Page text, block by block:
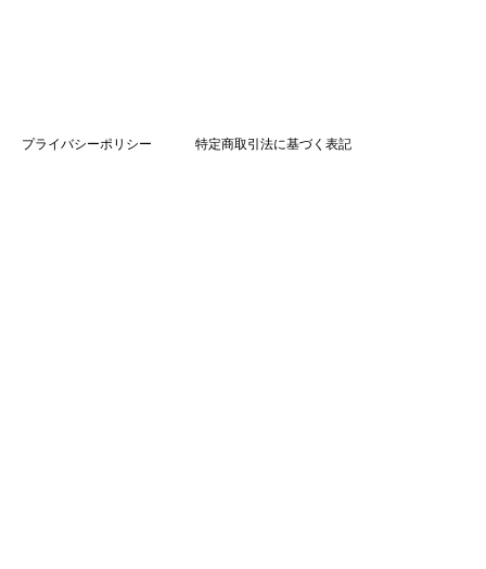
プライバシーポリシー 特定商取引法に基づく表記